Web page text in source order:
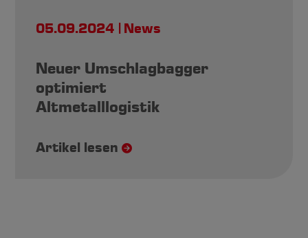
05.09.2024 News
Neuer Umschlagbagger
optimiert
Altmetalllogistik
Artikel lesen